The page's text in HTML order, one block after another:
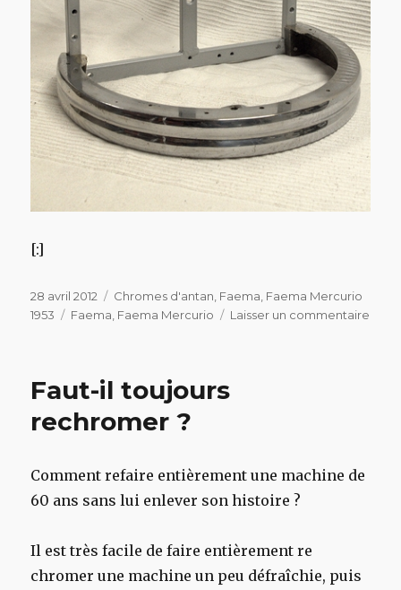
[:]
Publié
le
28 avril 2012 Catégories
Chromes d'antan Faema Faema Mercurio
1953
Étiquettes
Faema Faema Mercurio Laisser un commentaire
Faut-il toujours
rechromer ?
Comment refaire entièrement une machine de
60 ans sans lui enlever son histoire ?
Il est très facile de faire entièrement re
chromer une machine un peu défraîchie, puis